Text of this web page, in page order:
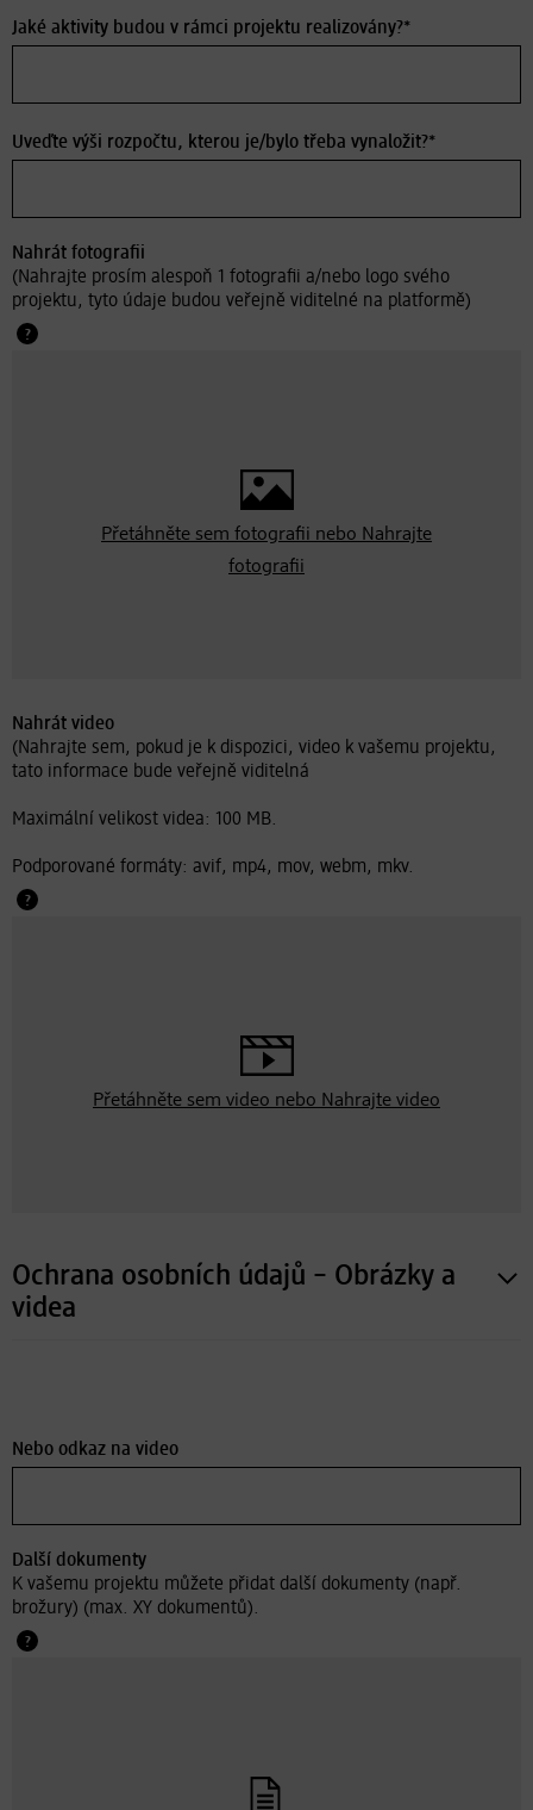
Jaké aktivity budou v rámci projektu realizovány?*
Uveďte výši rozpočtu, kterou je/bylo třeba vynaložit?*
Nahrát fotografii
(Nahrajte prosím alespoň 1 fotografii a/nebo logo svého
projektu, tyto údaje budou veřejně viditelné na platformě)
Přetáhněte sem fotografii nebo Nahrajte
fotografii
Nahrát video
(Nahrajte sem, pokud je k dispozici, video k vašemu projektu,
tato informace bude veřejně viditelná
Maximální velikost videa: 100 MB.
Podporované formáty: avif, mp4, mov, webm, mkv.
Přetáhněte sem video nebo Nahrajte video
Ochrana osobních údajů – Obrázky a
videa
Nebo odkaz na video
Další dokumenty
K vašemu projektu můžete přidat další dokumenty (např.
brožury) (max. XY dokumentů).